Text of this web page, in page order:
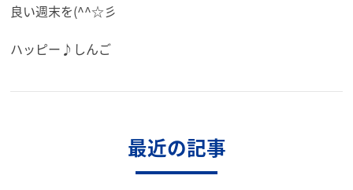
良い週末を(^^☆彡
ハッピー♪しんご
最近の記事